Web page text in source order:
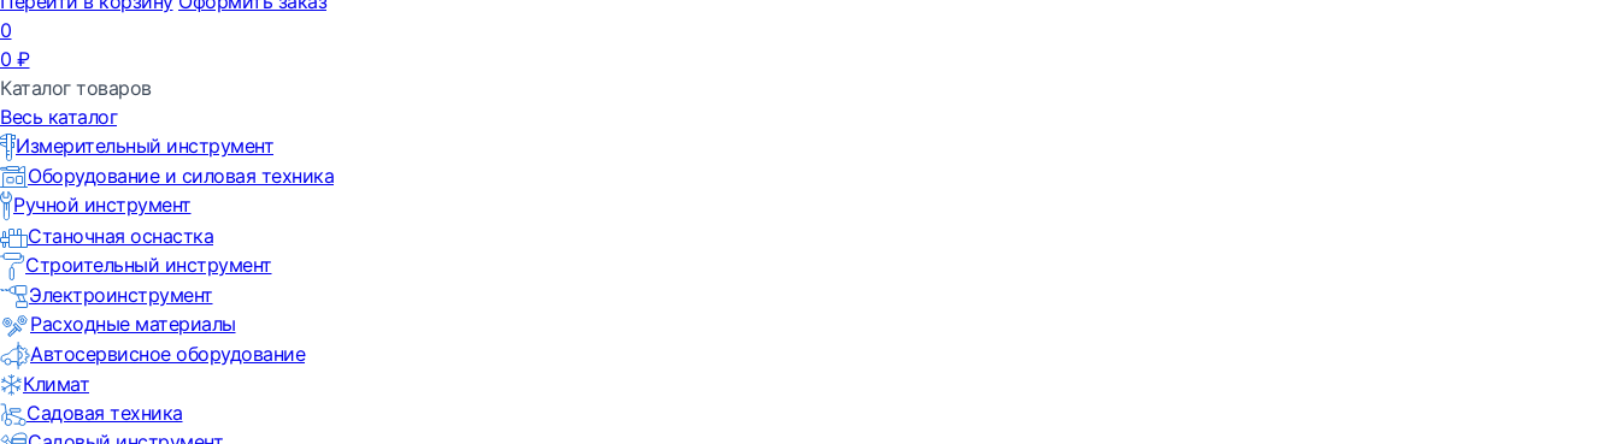
0
0 ₽
Каталог товаров
Весь каталог
Измерительный инструмент
Оборудование и силовая техника
Ручной инструмент
Станочная оснастка
Строительный инструмент
Электроинструмент
Расходные материалы
Автосервисное оборудование
Климат
Садовая техника